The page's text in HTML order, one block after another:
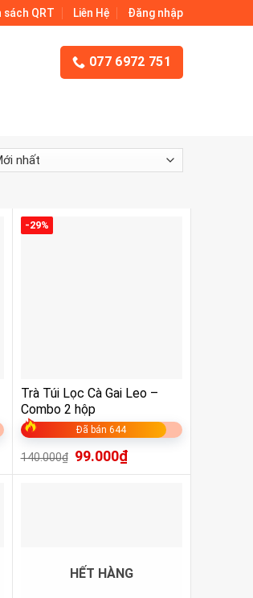
sách QRT Liên Hệ Đăng nhập
077 6972 751
-29%
Trà Túi Lọc Cà Gai Leo –
Combo 2 hộp
Đã bán 644
140.000₫ 99.000₫
HẾT HÀNG